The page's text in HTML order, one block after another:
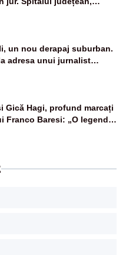
de telefonie, grav
un nou derapaj suburban.
adresa unui jurnalist
Gică Hagi, profund marcați
Franco Baresi: „O legendă